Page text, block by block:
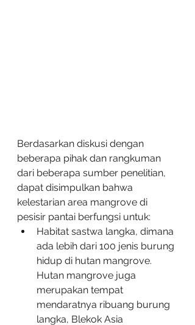
Berdasarkan diskusi dengan
beberapa pihak dan rangkuman
dari beberapa sumber penelitian,
dapat disimpulkan bahwa
kelestarian area mangrove di
pesisir pantai berfungsi untuk:
Habitat sastwa langka, dimana
ada lebih dari 100 jenis burung
hidup di hutan mangrove.
Hutan mangrove juga
merupakan tempat
mendaratnya ribuang burung
langka, Blekok Asia